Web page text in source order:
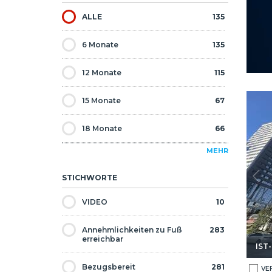
ALLE 135
6 Monate 135
12 Monate 115
15 Monate 67
18 Monate 66
48 Monate
60 Monate 1
MEHR
STICHWORTE
VIDEO 10
Annehmlichkeiten zu Fuß
erreichbar
283
Bezugsbereit 281
U-bahn In Kadikoy 1Duplex Wohnung Nahe Der Hauptstraße Und U-bahn In